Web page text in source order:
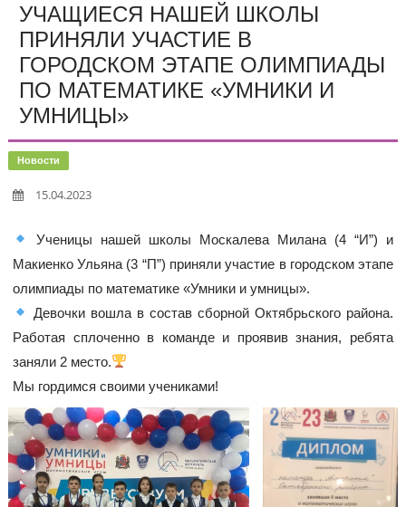
УЧАЩИЕСЯ НАШЕЙ ШКОЛЫ
ПРИНЯЛИ УЧАСТИЕ В
ГОРОДСКОМ ЭТАПЕ ОЛИМПИАДЫ
ПО МАТЕМАТИКЕ «УМНИКИ И
УМНИЦЫ»
Новости
15.04.2023
Ученицы нашей школы Москалева Милана (4 “И”) и
Макиенко Ульяна (3 “П”) приняли участие в городском этапе
олимпиады по математике «Умники и умницы».
Девочки вошла в состав сборной Октябрьского района.
Работая сплоченно в команде и проявив знания, ребята
заняли 2 место.
Мы гордимся своими учениками!